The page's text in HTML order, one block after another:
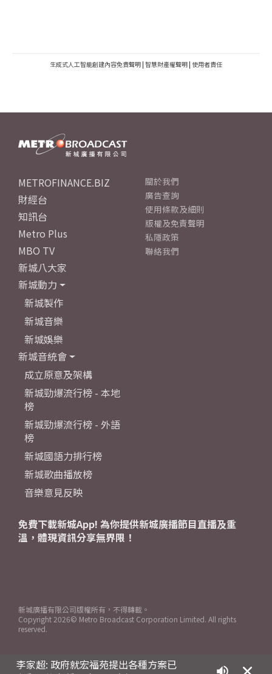
生成式人工智能創建內容免責聲明 | 智慧財產權聲明 | 使用者責任
李家超: 政府就宏福苑提出各種方案已
METROFINANCE.BIZ
財經台
知訊台
Metro Plus
MBO TV
新城八大家
新城動力
新城製作
新城音樂
新城娛樂
新城音統會
成立原意及架構
新城勁爆流行榜 - 本地
榜
新城勁爆流行榜 - 外語
榜
新城國語力排行榜
新城歌曲播放榜
音樂意見反映
關於我們
廣告查詢
使用條款及細則
版權及免責聲明
私隱政策
聯絡我們
免費下載新城App! 為你提供新城廣播節目直播及重
溫，體現資訊分享無界限！
新城廣播有限公司版權所有，不得轉載。
Copyright 2026© Metro Broadcast Corporation Limited. All rights
reserved.